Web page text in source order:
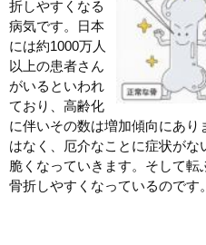
折しやすくなる
病気です。日本
には約1000万人
以上の患者さん
がいるといわれ
ており、高齢化
に伴いその数は増加傾向にあ
はなく、厄介なことに症状が
脆くなっていきます。そして
骨折しやすくなっているのです。